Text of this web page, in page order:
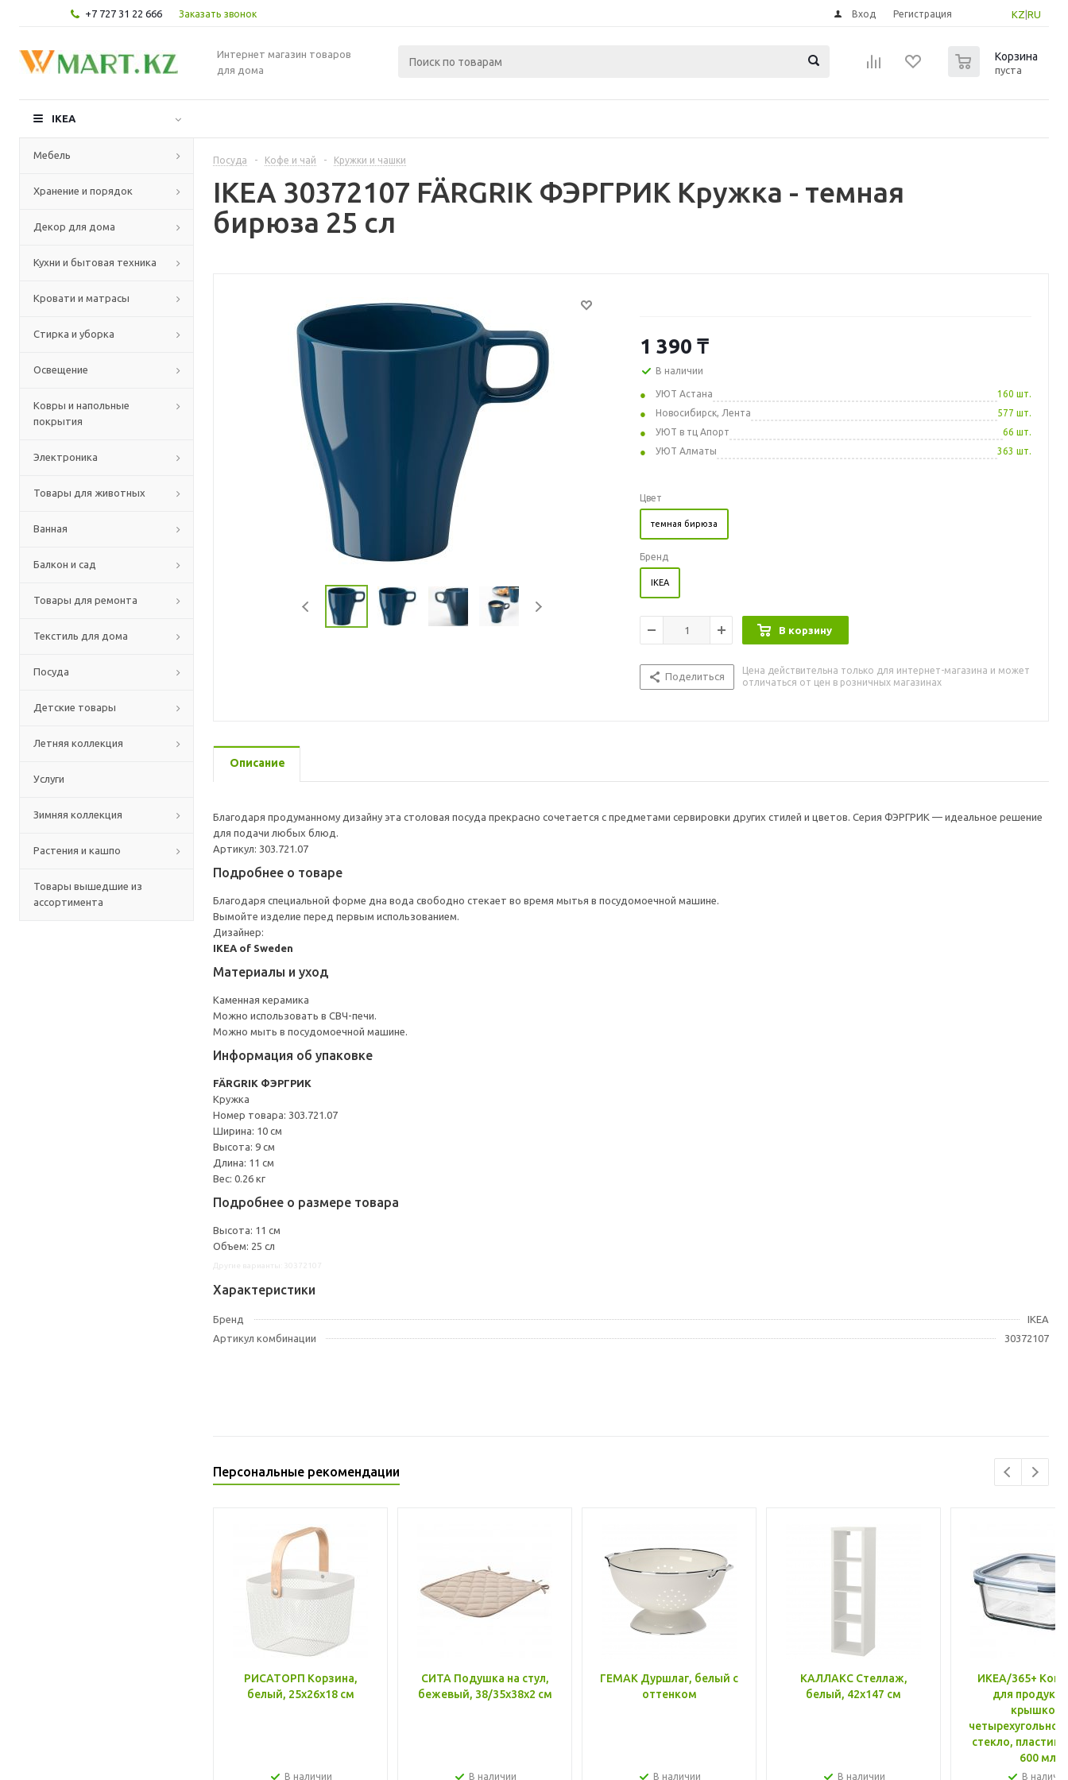
+7 727 31 22 666 Заказать звонок KZ RU
Вход Регистрация
Интернет магазин товаров
для дома
Корзина
пуста
IKEA
Мебель
Хранение и порядок
Декор для дома
Кухни и бытовая техника
Кровати и матрасы
Стирка и уборка
Освещение
Ковры и напольные
покрытия
Электроника
Товары для животных
Ванная
Балкон и сад
Товары для ремонта
Текстиль для дома
Посуда
Детские товары
Летняя коллекция
Услуги
Зимняя коллекция
Растения и кашпо
Товары вышедшие из
ассортимента
Посуда - Кофе и чай - Кружки и чашки
IKEA 30372107 FÄRGRIK ФЭРГРИК Кружка - темная
бирюза 25 сл
1 390 ₸
В наличии
УЮТ Астана
160 шт.
Новосибирск, Лента
577 шт.
УЮТ в тц Апорт
66 шт.
УЮТ Алматы
363 шт.
Цвет
темная бирюза
Бренд
IKEA
В корзину
Поделиться
Цена действительна только для интернет-магазина и может
отличаться от цен в розничных магазинах
Описание
Благодаря продуманному дизайну эта столовая посуда прекрасно сочетается с предметами сервировки других стилей и цветов. Серия ФЭРГРИК — идеальное решение
для подачи любых блюд.
Артикул: 303.721.07
Подробнее о товаре
Благодаря специальной форме дна вода свободно стекает во время мытья в посудомоечной машине.
Вымойте изделие перед первым использованием.
Дизайнер:
IKEA of Sweden
Материалы и уход
Каменная керамика
Можно использовать в СВЧ-печи.
Можно мыть в посудомоечной машине.
Информация об упаковке
FÄRGRIK ФЭРГРИК
Кружка
Номер товара: 303.721.07
Ширина: 10 см
Высота: 9 см
Длина: 11 см
Вес: 0.26 кг
Подробнее о размере товара
Высота: 11 см
Объем: 25 сл
Характеристики
Бренд
IKEA
Артикул комбинации
30372107
Персональные рекомендации
РИСАТОРП Корзина,
белый, 25x26x18 см
В наличии
СИТА Подушка на стул,
бежевый, 38/35x38x2 см
В наличии
ГЕМАК Дуршлаг, белый с
оттенком
В наличии
КАЛЛАКС Стеллаж,
белый, 42x147 см
В наличии
ИКЕА/365+
для
крышкой,
стекло, пластик
600 мл
В